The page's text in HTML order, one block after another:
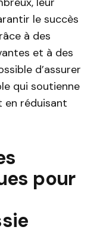
le succès
à des
et à des
d’assurer
qui soutienne
en réduisant
pour